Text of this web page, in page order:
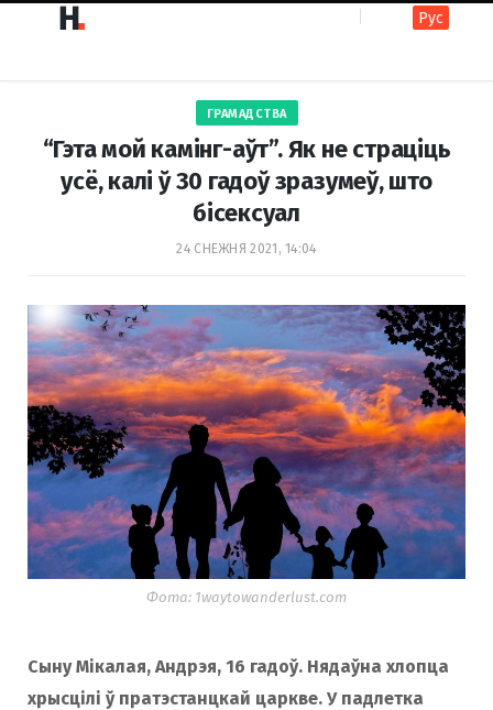
b
o
o
k
a
g
a
m
Рус
ГРАМАДСТВА
“Гэта мой камінг-аўт”. Як не страціць
усё, калі ў 30 гадоў зразумеў, што
бісексуал
24 СНЕЖНЯ 2021, 14:04
Фота: 1waytowanderlust.com
Сыну Мікалая, Андрэя, 16 гадоў. Нядаўна хлопца
хрысцілі ў пратэстанцкай царкве. У падлетка